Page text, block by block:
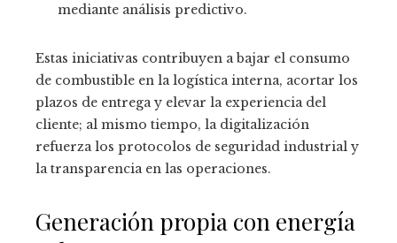
mediante análisis predictivo.
Estas iniciativas contribuyen a bajar el consumo
de combustible en la logística interna, acortar los
plazos de entrega y elevar la experiencia del
cliente; al mismo tiempo, la digitalización
refuerza los protocolos de seguridad industrial y
la transparencia en las operaciones.
Generación propia con energía